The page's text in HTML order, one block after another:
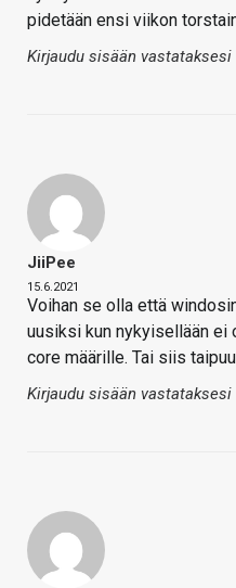
pidetään ensi viikon
Kirjaudu sisään vastataksesi
JiiPee
15.6.2021
Voihan se olla että
uusiksi kun nykyisellään ei
core määrille. Tai siis
Kirjaudu sisään vastataksesi